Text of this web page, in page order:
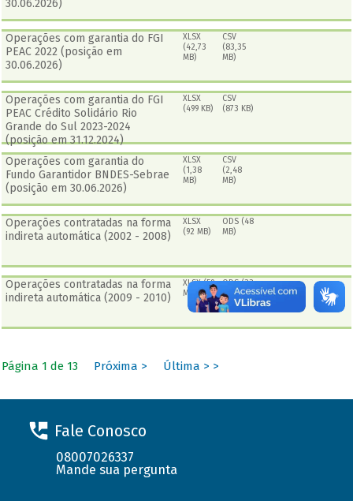
30.06.2026)
Operações com garantia do FGI
PEAC 2022 (posição em
30.06.2026)
XLSX
(42,73
MB)
CSV
(83,35
MB)
Operações com garantia do FGI
PEAC Crédito Solidário Rio
Grande do Sul 2023-2024
(posição em 31.12.2024)
XLSX
(499 KB)
CSV
(873 KB)
Operações com garantia do
Fundo Garantidor BNDES-Sebrae
(posição em 30.06.2026)
XLSX
(1,38
MB)
CSV
(2,48
MB)
Operações contratadas na forma
indireta automática (2002 - 2008)
XLSX
(92 MB)
ODS (48
MB)
Operações contratadas na forma
indireta automática (2009 - 2010)
XLSX (59
MB)
ODS (33
MB)
Página 1 de 13 Próxima > Última > >
Fale Conosco
08007026337
Mande sua pergunta